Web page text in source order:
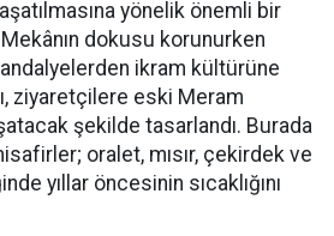
yönelik önemli bir
dokusu korunurken
ikram kültürüne
ziyaretçilere eski Meram
şekilde tasarlandı. Burada
oralet, mısır, çekirdek ve
yıllar öncesinin sıcaklığını